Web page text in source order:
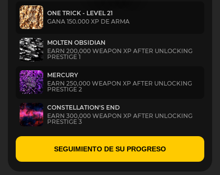
ONE TRICK - LEVEL 21
GANA 150.000 XP DE ARMA
MOLTEN OBSIDIAN
EARN 200,000 WEAPON XP AFTER UNLOCKING
PRESTIGE 1
MERCURY
EARN 250,000 WEAPON XP AFTER UNLOCKING
PRESTIGE 2
CONSTELLATION'S END
EARN 300,000 WEAPON XP AFTER UNLOCKING
PRESTIGE 3
SEGUIMIENTO DE SU PROGRESO